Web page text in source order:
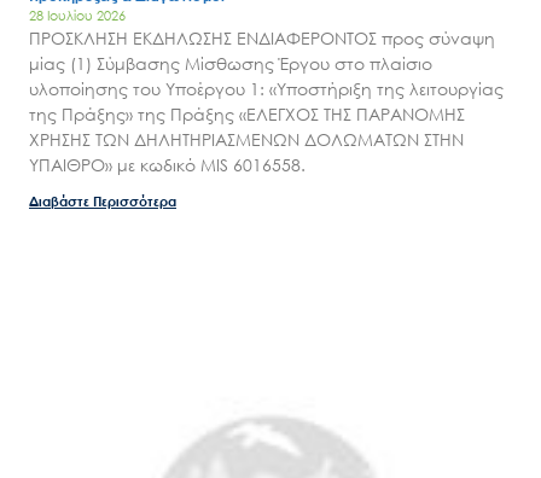
28 Ιουλίου 2026
ΠΡΟΣΚΛΗΣΗ ΕΚΔΗΛΩΣΗΣ ΕΝΔΙΑΦΕΡΟΝΤΟΣ προς σύναψη
μίας (1) Σύμβασης Μίσθωσης Έργου στο πλαίσιο
υλοποίησης του Υποέργου 1: «Υποστήριξη της λειτουργίας
της Πράξης» της Πράξης «ΕΛΕΓΧΟΣ ΤΗΣ ΠΑΡΑΝΟΜΗΣ
ΧΡΗΣΗΣ ΤΩΝ ΔΗΛΗΤΗΡΙΑΣΜΕΝΩΝ ΔΟΛΩΜΑΤΩΝ ΣΤΗΝ
ΥΠΑΙΘΡΟ» με κωδικό MIS 6016558.
Διαβάστε Περισσότερα